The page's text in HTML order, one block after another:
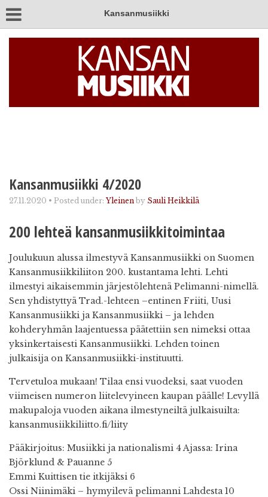
Kansanmusiikki
Kansanmusiikki 4/2020
27.11.2020 • Posted under: Yleinen by Sauli Heikkilä
200 lehteä kansanmusiikkitoimintaa
Joulukuun alussa ilmestyvä Kansanmusiikki on Suomen
Kansanmusiikkiliiton 200. kustantama lehti. Lehti
ilmestyi aikaisemmin järjestölehtenä Pelimanni-nimellä.
Sen yhdistyttyä Trad.-lehteen –entinen Friiti, Uusi
Kansanmusiikki ja Kansanmusiikki – ja lehden
kohderyhmän laajentuessa päätettiin sen nimeksi ottaa
yksinkertaisesti Kansanmusiikki. Lehden toinen
julkaisija on Kansanmusiikki-instituutti.
Tervetuloa mukaan! Tilaa ensi vuodeksi, saat vuoden
viimeisen numeron liitelevyineen kaupan päälle! Levyllä
makupaloja vuoden aikana ilmestyneiltä julkaisuilta:
kansanmusiikkiliitto.fi/liity
Pääkirjoitus: Musiikki ja nationalismi 4 Ajassa: Irina
Björklund & Pauanne 5
Emmi Kuittisen tie itkijäksi 6
Ossi Niinimäki – hymyilevä pelimanni Lahdesta 10